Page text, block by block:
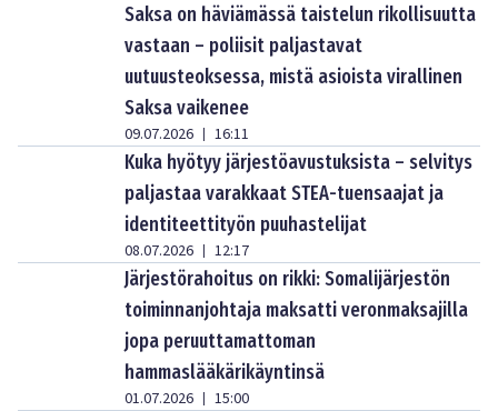
Saksa on häviämässä taistelun rikollisuutta
vastaan – poliisit paljastavat
uutuusteoksessa, mistä asioista virallinen
Saksa vaikenee
09.07.2026 | 16:11
Kuka hyötyy järjestöavustuksista – selvitys
paljastaa varakkaat STEA-tuensaajat ja
identiteettityön puuhastelijat
08.07.2026 | 12:17
Järjestörahoitus on rikki: Somalijärjestön
toiminnanjohtaja maksatti veronmaksajilla
jopa peruuttamattoman
hammaslääkärikäyntinsä
01.07.2026 | 15:00